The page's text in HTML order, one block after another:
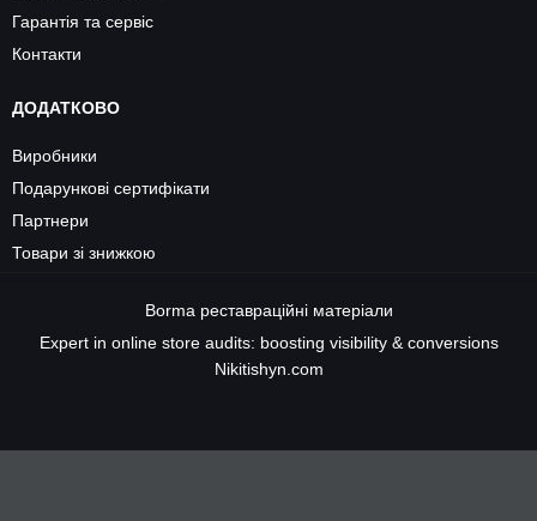
Гарантія та сервіс
Контакти
ДОДАТКОВО
Виробники
Подарункові сертифікати
Партнери
Товари зі знижкою
Borma реставраційні матеріали
Expert in online store audits: boosting visibility & conversions
Nikitishyn.com